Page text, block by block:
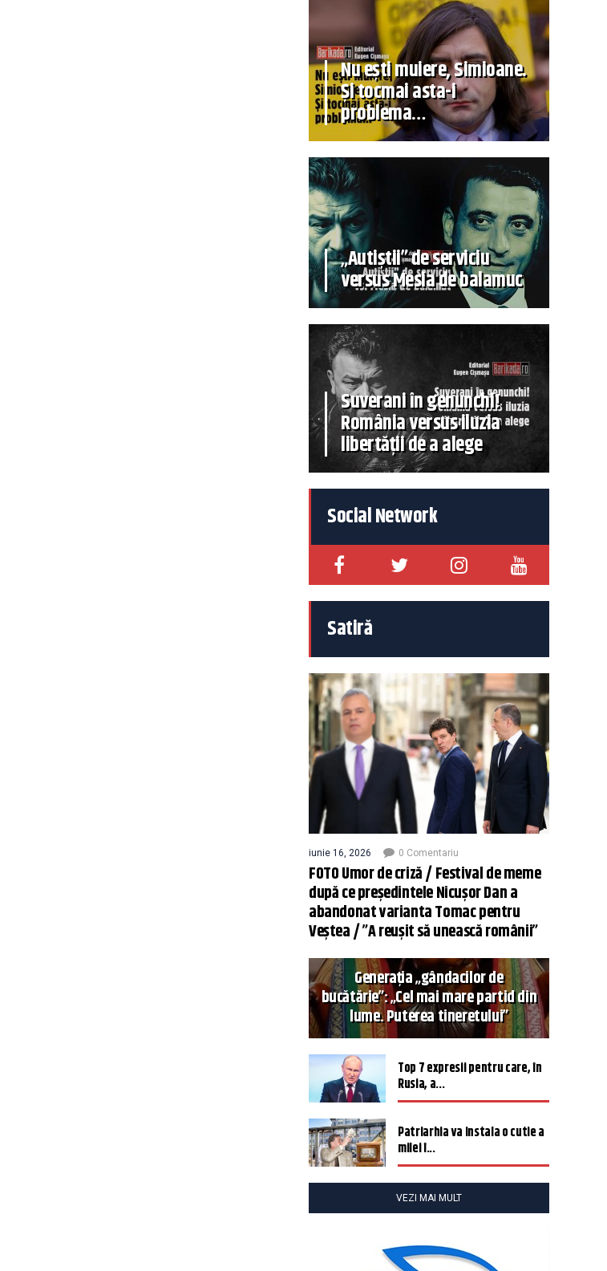
Nu ești muiere, Simioane.
Și tocmai asta-i
problema…
„Autiștii” de serviciu
versus Mesia de balamuc
Suverani în genunchi!
România versus iluzia
libertății de a alege
Social Network
Satiră
iunie 16, 2026 0 Comentariu
FOTO Umor de criză / Festival de meme
după ce președintele Nicușor Dan a
abandonat varianta Tomac pentru
Veștea / ”A reușit să unească românii”
Generația „gândacilor de
bucătărie”: „Cel mai mare partid din
lume. Puterea tineretului”
Top 7 expresii pentru care, în
Rusia, a...
Patriarhia va instala o cutie a
milei î...
VEZI MAI MULT